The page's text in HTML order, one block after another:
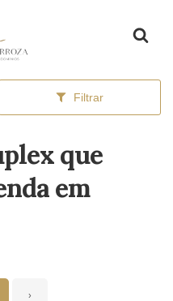
Filtrar
que
em
›